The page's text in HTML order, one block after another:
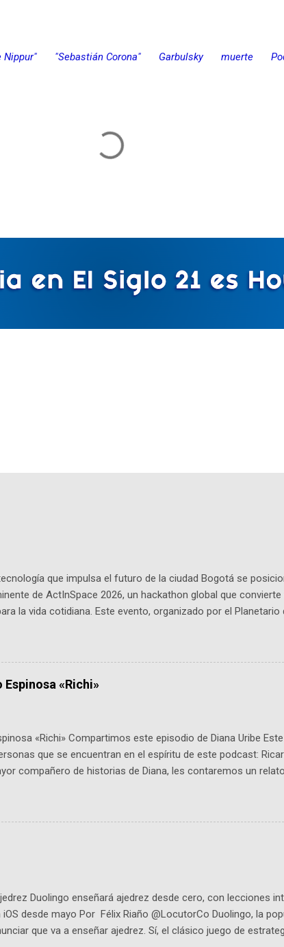
Nippur" "Sebastián Corona" Garbulsky muerte
que impulsa el futuro de la ciudad Bogotá se
de ActInSpace 2026, un hackathon global que
la vida cotidiana. Este evento, organizado por el Planetario
y por qué importa en Bogotá ActInSpace es una
24 horas para idear startups basadas en tecnologías
gratuito el 30 de enero a las 10:00 a. m. en el Planetario
Espinosa «Richi»
«Richi» Compartimos este episodio de Diana Uribe
que se encuentran en el espíritu de este podcast:
compañero de historias de Diana, les contaremos un relato
"la fuerza poderosa", del relato viviente que encarna una
de gabán y sombrero que parecía sacado
Ricardo Espinosa: los cómics, las novelas y los libros
Luis Ángel Arango ¡Síguenos en nuestras Redes
Duolingo enseñará ajedrez desde cero, con lecciones
desde mayo Por Félix Riaño @LocutorCo Duolingo, la
que va a enseñar ajedrez. Sí, el clásico juego de